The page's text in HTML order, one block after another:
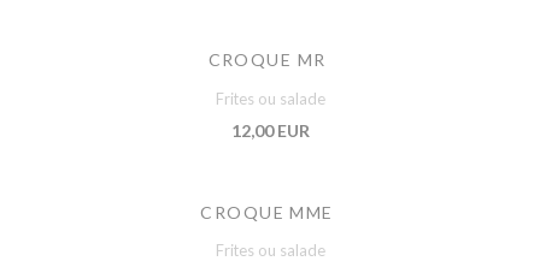
CROQUE MR
Frites ou salade
12,00 EUR
CROQUE MME
Frites ou salade